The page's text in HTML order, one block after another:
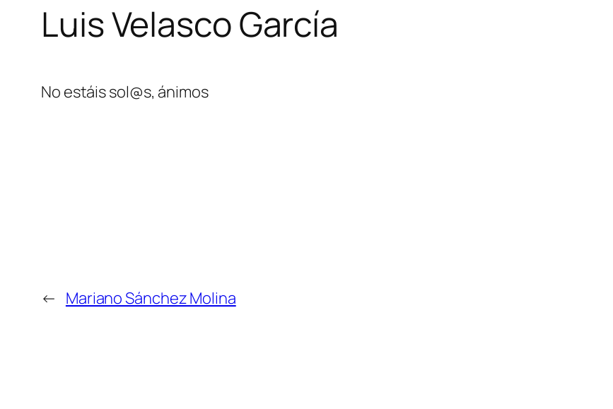
Luis Velasco García
No estáis sol@s, ánimos
← Mariano Sánchez Molina